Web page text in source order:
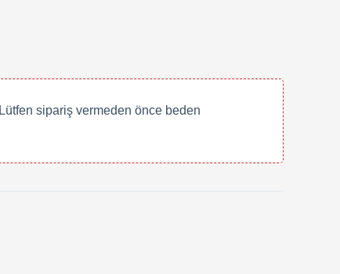
Lütfen sipariş vermeden önce beden